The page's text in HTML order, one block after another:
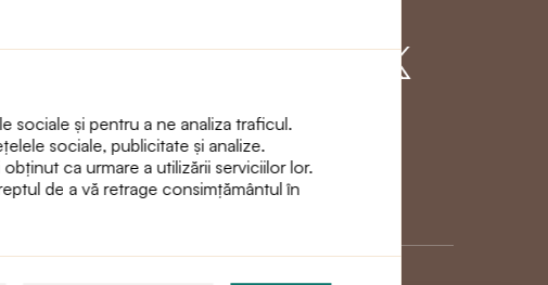
sociale și pentru a ne analiza traficul.
sociale, publicitate și analize.
ca urmare a utilizării serviciilor lor.
de a vă retrage consimțământul în